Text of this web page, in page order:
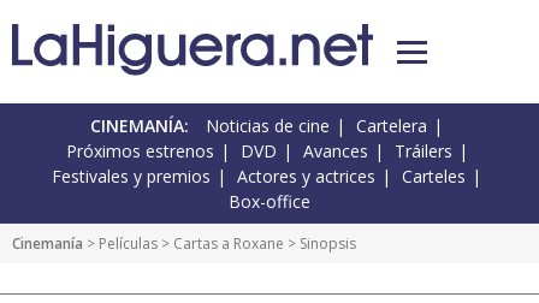
CINEMANÍA: Noticias de cine
Cartelera
Próximos estrenos
DVD Avances
Tráilers
Festivales y premios
Actores y actrices
Carteles
Box-office
Cinemanía > Películas > Cartas a Roxane > Sinopsis